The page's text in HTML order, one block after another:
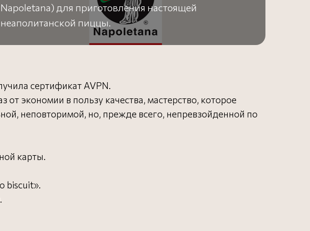
Napoletana) для приготовления настоящей
неаполитанской пиццы.
сертификат AVPN.
экономии в пользу качества, мастерство, которое
неповторимой, но, прежде всего, непревзойденной по
карты.
biscuit».